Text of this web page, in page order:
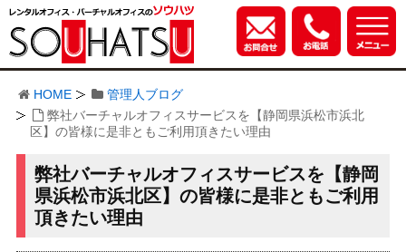
HOME
管理人ブログ
弊社バーチャルオフィスサービスを【静岡県浜松市浜北
区】の皆様に是非ともご利用頂きたい理由
弊社バーチャルオフィスサービスを【静岡
県浜松市浜北区】の皆様に是非ともご利用
頂きたい理由